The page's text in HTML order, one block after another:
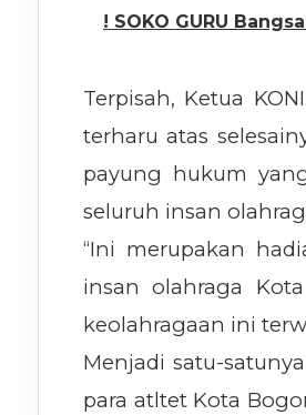
! SOKO GURU
Terpisah, Ketua
terharu atas
payung hukum
seluruh insan
“Ini merupakan
insan olahraga
keolahragaan ini
Menjadi satu-
para atltet Kota